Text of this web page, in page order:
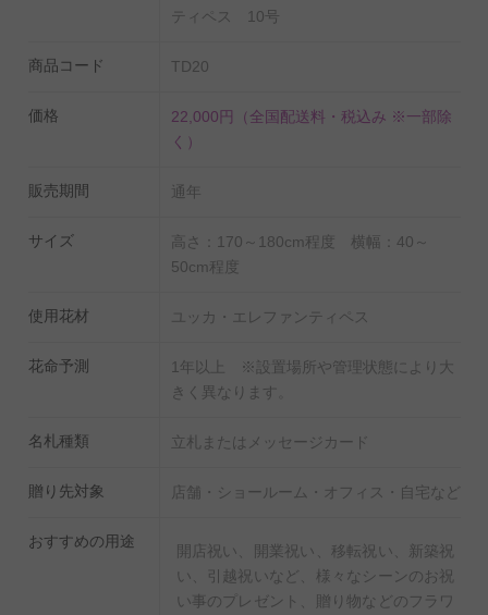
気のユッカ・エレファンティペスは、力強く伸びる若者
勇壮や偉大といった花言葉を体現している、太く力強い
幹、剣のように鋭く天を向いた葉は、オフィスやお部屋
のインテリアとしてもオススメです。
ティペス 10号
商品コード TD20
価格 22,000円
（全国配送料・税込み ※一部除
く）
販売期間 通年
サイズ
高さ：170～180cm程度 横幅：40～
50cm程度
使用花材 ユッカ・エレファンティペス
花命予測
1年以上 ※設置場所や管理状態により大
きく異なります。
名札種類 立札またはメッセージカード
贈り先対象 店舗・ショールーム・オフィス・自宅など
おすすめの用途
開店祝い、開業祝い、移転祝い、新築祝
い、引越祝いなど、様々なシーンのお祝
い事のプレゼント、贈り物などのフラワ